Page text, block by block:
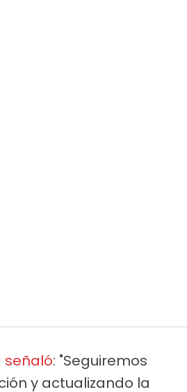
señaló: "Seguiremos
y actualizando la